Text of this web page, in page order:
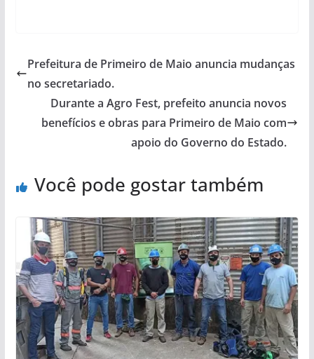
Prefeitura de Primeiro de Maio anuncia mudanças
no secretariado.
Durante a Agro Fest, prefeito anuncia novos
benefícios e obras para Primeiro de Maio com
apoio do Governo do Estado.
Você pode gostar também